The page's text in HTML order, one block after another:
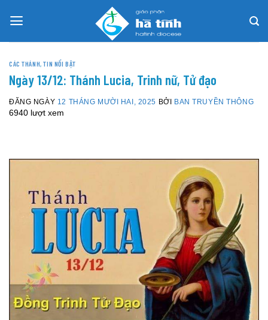
CÁC THÁNH,TIN NỔI BẬT
Ngày 13/12: Thánh Lucia, Trinh nữ, Tử đạo
ĐĂNG NGÀY 12 THÁNG MƯỜI HAI, 2025 BỞI BAN TRUYỀN THÔNG
6940 lượt xem